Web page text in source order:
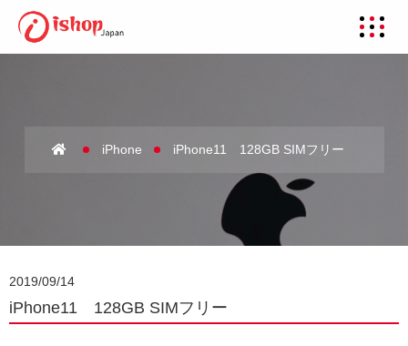
iPhone iPhone11 128GB SIMフリー
2019/09/14
iPhone11 128GB SIMフリー